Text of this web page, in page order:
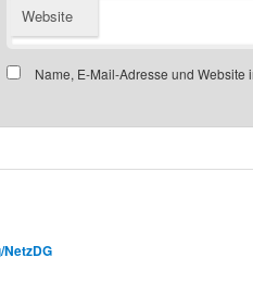
Website
Name, E-Mail-Adresse und